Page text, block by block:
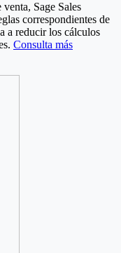
Sage Sales
correspondientes de
a reducir los cálculos
Consulta más